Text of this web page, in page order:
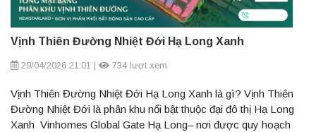
Vịnh Thiên Đường Nhiệt Đới Hạ Long Xanh
29/04/2026 21:01 | 734 lượt xem
Vịnh Thiên Đường Nhiệt Đới Hạ Long Xanh là gì? Vịnh Thiên
Đường Nhiệt Đới là phân khu nổi bật thuộc đại đô thị Hạ Long
Xanh Vinhomes Global Gate Hạ Long– nơi được quy hoạch